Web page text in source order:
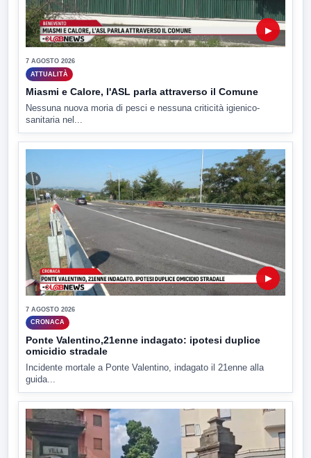
▶
7 AGOSTO 2026
ATTUALITÀ
Miasmi e Calore, l'ASL parla attraverso il Comune
Nessuna nuova moria di pesci e nessuna criticità igienico-
sanitaria nel...
▶
7 AGOSTO 2026
CRONACA
Ponte Valentino,21enne indagato: ipotesi duplice
omicidio stradale
Incidente mortale a Ponte Valentino, indagato il 21enne alla
guida...